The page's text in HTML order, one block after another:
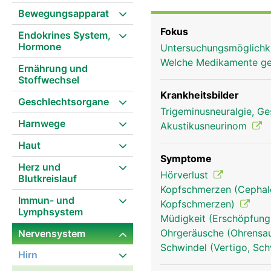
Bewegungsapparat
Endokrines System,
Hormone
Ernährung und
Stoffwechsel
Geschlechtsorgane
Harnwege
Haut
Herz und
Blutkreislauf
Immun- und
Lymphsystem
Nervensystem
Hirn
Hirnnerven 3, 4 und 6
Drillingsnerv
Oberkieferast aufteilt.
Kaumuskulatur. Der 7.
ist der Hör- und
das
die Herzfunktion und
die Tonbildung und
Hirnnerv ist der
Hirnnerv bewegt die
Fokus
Welche Medikamente
Krankheitsbilder
Trigeminusneuralgie,
Akustikusneurinom
Symptome
Hörverlust
Kopfschmerzen
Kopfschmerzen)
Müdigkeit
Ohrgeräusche
Schwindel (Vertigo,